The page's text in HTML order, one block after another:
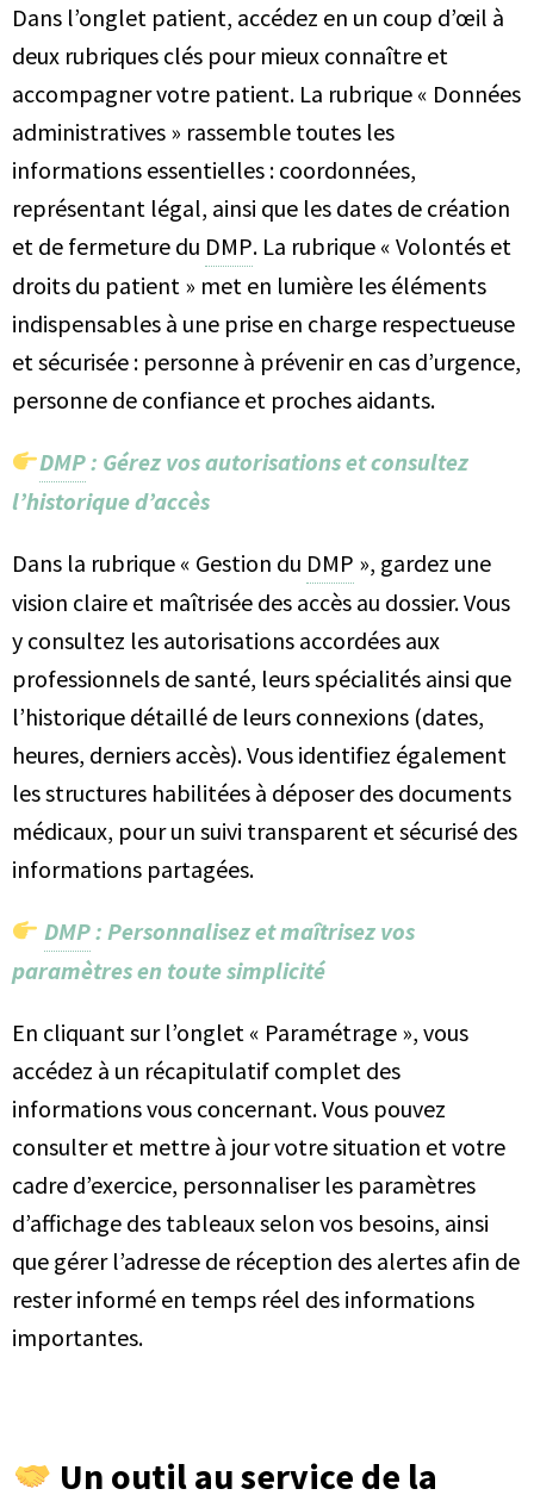
Dans l’onglet patient, accédez en un coup d’œil à
deux rubriques clés pour mieux connaître et
accompagner votre patient. La rubrique « Données
administratives » rassemble toutes les
informations essentielles : coordonnées,
représentant légal, ainsi que les dates de création
et de fermeture du DMP. La rubrique « Volontés et
droits du patient » met en lumière les éléments
indispensables à une prise en charge respectueuse
et sécurisée : personne à prévenir en cas d’urgence,
personne de confiance et proches aidants.
DMP: Gérez vos autorisations et consultez
l’historique d’accès
Dans la rubrique « Gestion du DMP », gardez une
vision claire et maîtrisée des accès au dossier. Vous
y consultez les autorisations accordées aux
professionnels de santé, leurs spécialités ainsi que
l’historique détaillé de leurs connexions (dates,
heures, derniers accès). Vous identifiez également
les structures habilitées à déposer des documents
médicaux, pour un suivi transparent et sécurisé des
informations partagées.
DMP: Personnalisez et maîtrisez vos
paramètres en toute simplicité
En cliquant sur l’onglet « Paramétrage », vous
accédez à un récapitulatif complet des
informations vous concernant. Vous pouvez
consulter et mettre à jour votre situation et votre
cadre d’exercice, personnaliser les paramètres
d’affichage des tableaux selon vos besoins, ainsi
que gérer l’adresse de réception des alertes afin de
rester informé en temps réel des informations
importantes.
Un outil au service de la